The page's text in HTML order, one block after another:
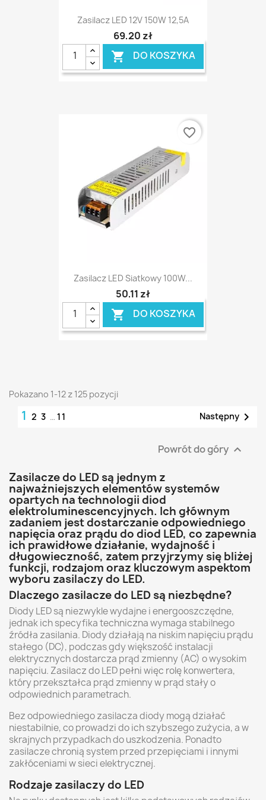
Zasilacz LED 12V 150W 12,5A
69,20 zł
 DO KOSZYKA
Zasilacz LED Siatkowy 100W...
50,11 zł
 DO KOSZYKA
favorite_border
Pokazano 1-12 z 125 pozycji
1 2 3 … 11 Następny 
Powrót do góry 
Zasilacze do LED są jednym z
najważniejszych elementów systemów
opartych na technologii diod
elektroluminescencyjnych. Ich głównym
zadaniem jest dostarczanie odpowiedniego
napięcia oraz prądu do diod LED, co zapewnia
ich prawidłowe działanie, wydajność i
długowieczność, zatem przyjrzymy się bliżej
funkcji, rodzajom oraz kluczowym aspektom
wyboru zasilaczy do LED.
Dlaczego zasilacze do LED są niezbędne?
Diody LED są niezwykle wydajne i energooszczędne,
jednak ich specyfika techniczna wymaga stabilnego
źródła zasilania. Diody działają na niskim napięciu prądu
stałego (DC), podczas gdy większość instalacji
elektrycznych dostarcza prąd zmienny (AC) o wysokim
napięciu. Zasilacz do LED pełni więc rolę konwertera,
który przekształca prąd zmienny w prąd stały o
odpowiednich parametrach.
Bez odpowiedniego zasilacza diody mogą działać
niestabilnie, co prowadzi do ich szybszego zużycia, a w
skrajnych przypadkach do uszkodzenia. Ponadto
zasilacze chronią system przed przepięciami i innymi
zakłóceniami w sieci elektrycznej.
Rodzaje zasilaczy do LED